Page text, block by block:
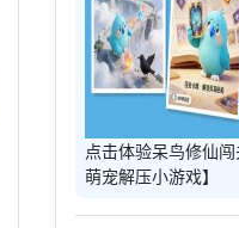
点击体验呆鸟修仙闯
萌宠解压小游戏】